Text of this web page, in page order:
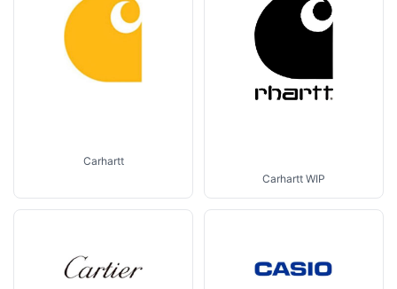
Carhartt
Carhartt WIP